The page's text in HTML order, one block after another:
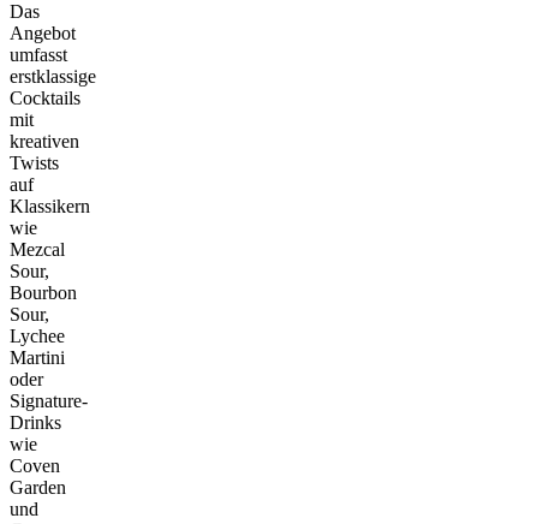
Das
Angebot
umfasst
erstklassige
Cocktails
mit
kreativen
Twists
auf
Klassikern
wie
Mezcal
Sour,
Bourbon
Sour,
Lychee
Martini
oder
Signature-
Drinks
wie
Coven
Garden
und